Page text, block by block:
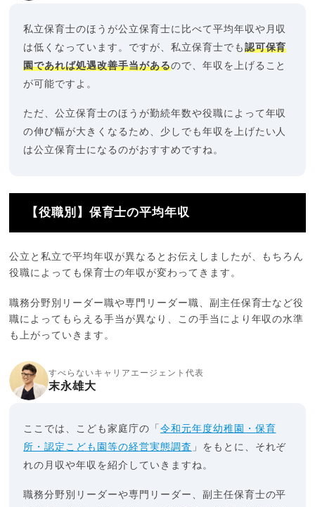
私立保育士のほうが公立保育士に比べて平均年収や月収
は低くなっています。ですが、私立保育士でも 認可保育
園であれば処遇改善手当があるので、年収を上げること
が可能ですよ。
ただ、公立保育士のほうが勤続年数や役職によって年収
の伸び幅が大きくなるため、少しでも年収を上げたい人
は公立保育士になるのがおすすめですね。
【役職別】保育士の平均年収
公立と私立で平均年収が異なるとお伝えしましたが、もちろん
役職によっても保育士の年収が変わってきます。
職務分野別リーダー職や専門リーダー職、副主任保育士など役
職によってもらえる手当が異なり、この手当により年収の水準
も上がっていきます。
すべらないキャリアエージェント代表
末永雄大
ここでは、こども家庭庁の「 令和元年度幼稚園・保育
所・認定こども園等の経営実態調査 」をもとに、それぞ
れの月収や年収を紹介していきますね。
職務分野別リーダーや専門リーダー、副主任保育士の平